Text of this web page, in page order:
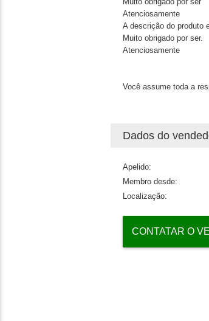
Atenciosamente
A descrição do produto
Muito obrigado por ser.
Atenciosamente
Você assume toda a
Dados do
Apelido:
Membro desde:
Localização:
CONTATAR O